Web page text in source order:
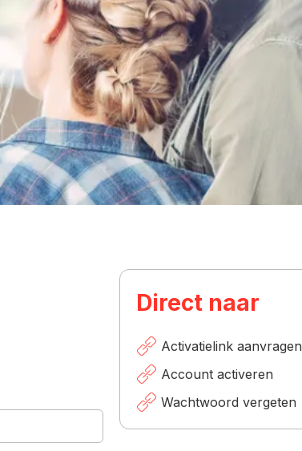
Direct naar
Activatielink aanvragen
Account activeren
Wachtwoord vergeten